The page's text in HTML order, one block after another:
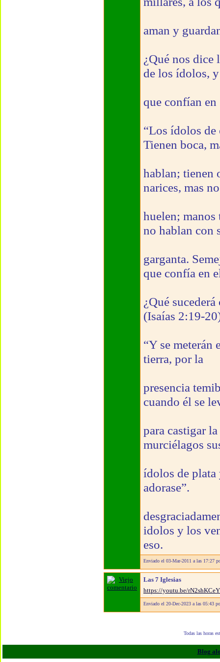
aman y
¿Qué nos dice
de los ídolos,
que confían
“Los ídolos de
Tienen boca,
hablan; tienen
narices, mas no
huelen; manos
no hablan con
garganta.
que confía en
¿Qué
(Isaías 2:19-
“Y se meterán
tierra, por la
presencia
cuando él se
para castigar
murciélagos
ídolos de plata
adorase”.
idolos y los
eso.
Enviado el 03-Mar-2011 a las 17:27
Las 7 Iglesias
https://youtu.be/
Enviado el 20-Dec-2023 a las 05:43
Todas las horas
Blog